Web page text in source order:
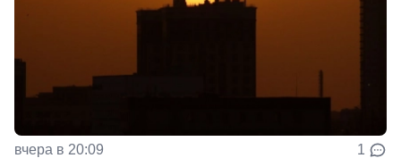
вчера в 20:09 1